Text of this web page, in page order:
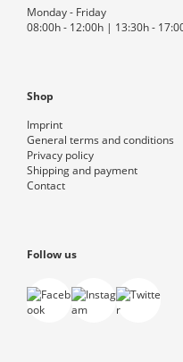
Monday - Friday
08:00h - 12:00h | 13:30h -
Shop
Imprint
General terms and conditions
Privacy policy
Shipping and payment
Contact
Follow us